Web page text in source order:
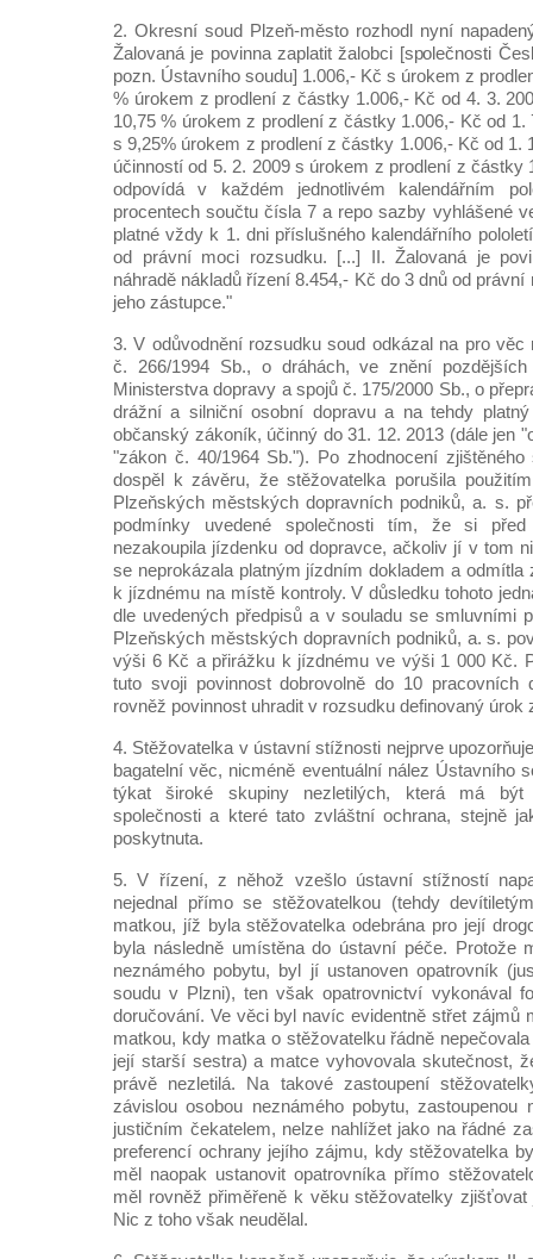
2. Okresní soud Plzeň-město rozhodl nyní
Žalovaná je povinna zaplatit žalobci [společnosti
pozn. Ústavního soudu] 1.006,- Kč s úrokem z
% úrokem z prodlení z částky 1.006,- Kč od 4. 3.
10,75 % úrokem z prodlení z částky 1.006,- Kč od 1.
s 9,25% úrokem z prodlení z částky 1.006,- Kč od 1.
účinností od 5. 2. 2009 s úrokem z prodlení z částky
odpovídá v každém jednotlivém kalendářním
procentech součtu čísla 7 a repo sazby vyhlášené
platné vždy k 1. dni příslušného kalendářního
od právní moci rozsudku. [...] II. Žalovaná je
náhradě nákladů řízení 8.454,- Kč do 3 dnů od
jeho zástupce."
3. V odůvodnění rozsudku soud odkázal na pro věc
č. 266/1994 Sb., o dráhách, ve znění
Ministerstva dopravy a spojů č. 175/2000 Sb., o
drážní a silniční osobní dopravu a na tehdy
občanský zákoník, účinný do 31. 12. 2013 (dále jen
"zákon č. 40/1964 Sb."). Po zhodnocení
dospěl k závěru, že stěžovatelka porušila
Plzeňských městských dopravních podniků, a. s.
podmínky uvedené společnosti tím, že si
nezakoupila jízdenku od dopravce, ačkoliv jí v tom
se neprokázala platným jízdním dokladem a odmítla
k jízdnému na místě kontroly. V důsledku tohoto
dle uvedených předpisů a v souladu se smluvními
Plzeňských městských dopravních podniků, a. s.
výši 6 Kč a přirážku k jízdnému ve výši 1 000 Kč.
tuto svoji povinnost dobrovolně do 10 pracovních
rovněž povinnost uhradit v rozsudku definovaný úrok
4. Stěžovatelka v ústavní stížnosti nejprve
bagatelní věc, nicméně eventuální nález Ústavního
týkat široké skupiny nezletilých, která má být
společnosti a které tato zvláštní ochrana, stejně
poskytnuta.
5. V řízení, z něhož vzešlo ústavní stížností
nejednal přímo se stěžovatelkou (tehdy
matkou, jíž byla stěžovatelka odebrána pro její
byla následně umístěna do ústavní péče. Protože
neznámého pobytu, byl jí ustanoven opatrovník
soudu v Plzni), ten však opatrovnictví vykonával
doručování. Ve věci byl navíc evidentně střet zájmů
matkou, kdy matka o stěžovatelku řádně
její starší sestra) a matce vyhovovala skutečnost,
právě nezletilá. Na takové zastoupení
závislou osobou neznámého pobytu, zastoupenou
justičním čekatelem, nelze nahlížet jako na řádné
preferencí ochrany jejího zájmu, kdy stěžovatelka
měl naopak ustanovit opatrovníka přímo
měl rovněž přiměřeně k věku stěžovatelky
Nic z toho však neudělal.